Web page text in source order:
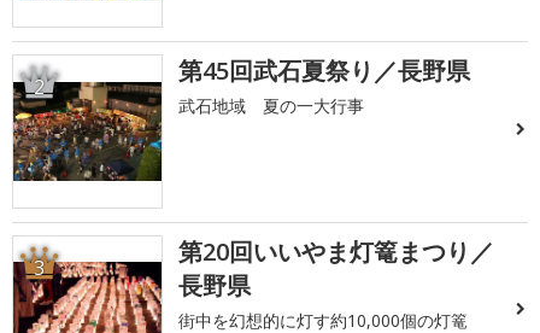
2 第45回武石夏祭り／長野県
武石地域 夏の一大行事
3
第20回いいやま灯篭まつり／
長野県
街中を幻想的に灯す約10,000個の灯篭